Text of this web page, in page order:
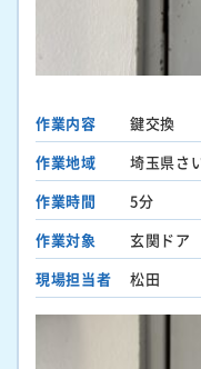
作業内容
鍵交換
作業地域
埼玉県さ
作業時間
5分
作業対象
玄関ドア
現場担当者
松田